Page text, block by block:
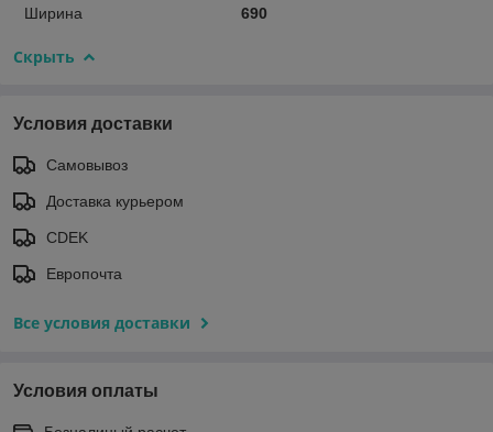
Ширина
690
Скрыть
Условия доставки
Самовывоз
Доставка курьером
CDEK
Европочта
Все условия доставки
Условия оплаты